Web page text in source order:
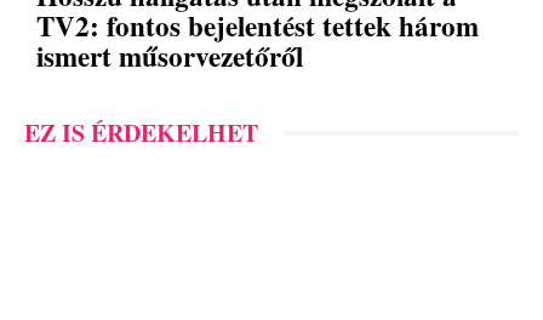
TV2: fontos bejelentést tettek három
ismert műsorvezetőről
EZ IS ÉRDEKELHET